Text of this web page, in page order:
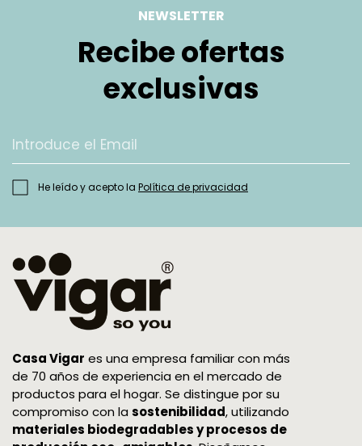
Usar la caja original en la que recibiste el
Colocar en el fondo de la caja el recibo de
compra. Si adquiriste varios artículos, subraya
el que devuelves.
verificar que todo está en orden antes de
sus etiquetas originales. ¡Gracias por
¿Cómo sabré que la devolución de mi pedido
ha concluido?
Una vez que recibamos los artículos y
comprobemos su estado, procederemos a
realizar el abono por el importe total a tu
tarjeta de crédito. El tiempo que tarda el abono
en reflejarse dependerá de las condiciones de
tu banco, puede tardar hasta unos 10 días.
NEWSLETTER
Recibe ofertas
exclusivas
He leído y acepto la Política de privacidad
Casa Vigar es una empresa familiar con más
de 70 años de experiencia en el mercado de
productos para el hogar. Se distingue por su
compromiso con la sostenibilidad, utilizando
materiales biodegradables y procesos de